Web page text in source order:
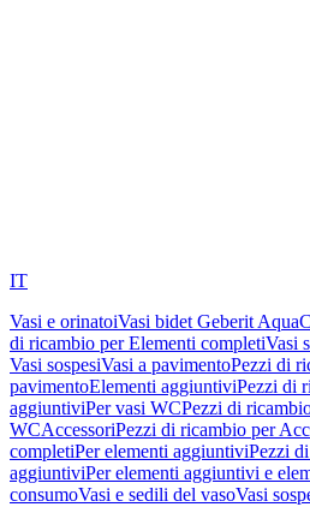
IT
Vasi e orinatoiVasi bidet Geberit
di ricambio per Elementi completiVasi
Vasi sospesiVasi a pavimentoPezzi di
pavimentoElementi aggiuntiviPezzi di
aggiuntiviPer vasi WCPezzi di
WCAccessoriPezzi di ricambio per
completiPer elementi aggiuntiviPezzi
aggiuntiviPer elementi aggiuntivi e
consumoVasi e sedili del vasoVasi